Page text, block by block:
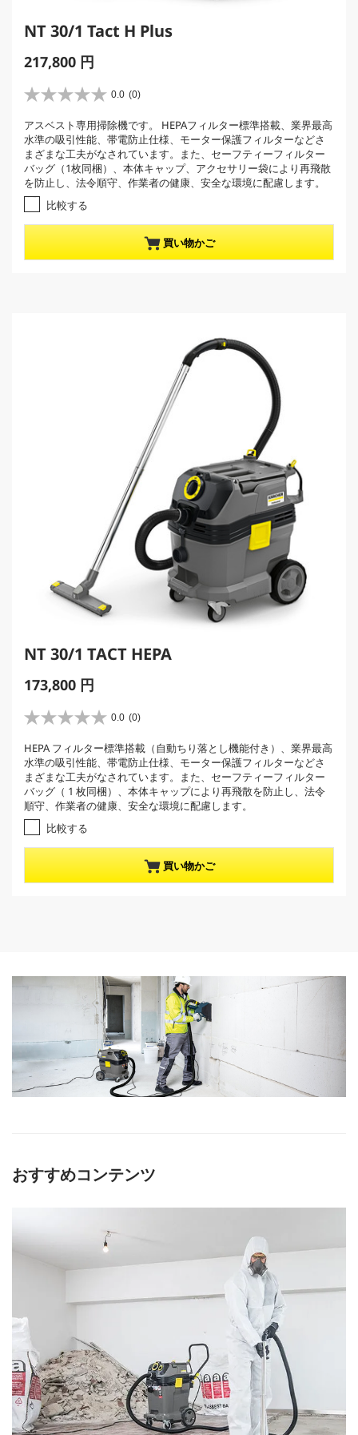
NT 30/1 Tact H Plus
C
r
e
n
t
p
r
o
d
u
217,800 円
0.0 (0)
星
.
0
／
5
個
す
。
アスベスト専用掃除機です。 HEPAフィルター標準搭載、業界最高
水準の吸引性能、帯電防止仕様、モーター保護フィルターなどさ
まざまな工夫がなされています。また、セーフティーフィルター
バッグ（1枚同梱）、本体キャップ、アクセサリー袋により再飛散
を防止し、法令順守、作業者の健康、安全な環境に配慮します。
比較する
買い物かご
NT 30/1 TACT HEPA
C
r
e
n
t
p
r
o
d
u
c
173,800 円
0.0 (0)
星
.
0
／
5
個
す
。
HEPA フィルター標準搭載（自動ちり落とし機能付き）、業界最高
水準の吸引性能、帯電防止仕様、モーター保護フィルターなどさ
まざまな工夫がなされています。また、セーフティーフィルター
バッグ（ 1 枚同梱）、本体キャップにより再飛散を防止し、法令
順守、作業者の健康、安全な環境に配慮します。
比較する
買い物かご
おすすめコンテンツ